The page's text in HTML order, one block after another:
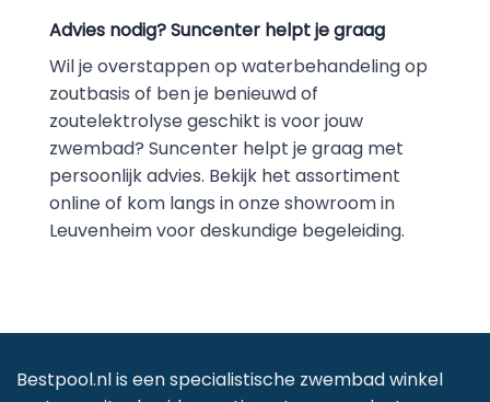
Advies nodig? Suncenter helpt je graag
Wil je overstappen op waterbehandeling op
zoutbasis of ben je benieuwd of
zoutelektrolyse geschikt is voor jouw
zwembad? Suncenter helpt je graag met
persoonlijk advies. Bekijk het assortiment
online of kom langs in onze showroom in
Leuvenheim voor deskundige begeleiding.
Bestpool.nl is een specialistische zwembad winkel